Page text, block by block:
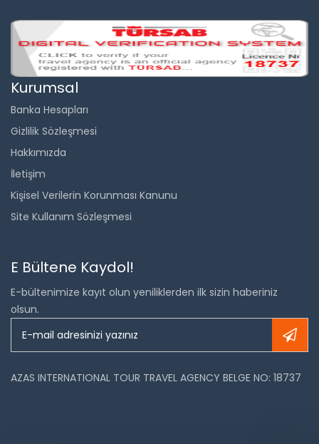
Kurumsal
Banka Hesapları
Gizlilik Sözleşmesi
Hakkımızda
İletişim
Kişisel Verilerin Korunması Kanunu
Site Kullanım Sözleşmesi
E Bültene Kaydol!
E-bültenimize kayıt olun yeniliklerden ilk sizin haberiniz
olsun.
AZAS INTERNATIONAL TOUR TRAVEL AGENCY BELGE NO: 18737